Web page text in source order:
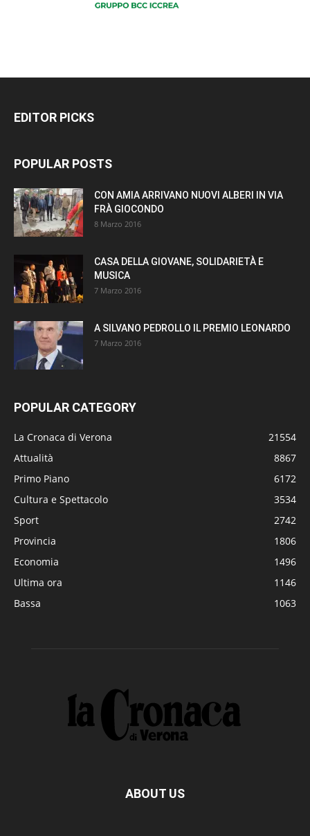
EDITOR PICKS
POPULAR POSTS
CON AMIA ARRIVANO NUOVI ALBERI IN VIA
FRÀ GIOCONDO
8 Marzo 2016
CASA DELLA GIOVANE, SOLIDARIETÀ E
MUSICA
7 Marzo 2016
A SILVANO PEDROLLO IL PREMIO LEONARDO
7 Marzo 2016
POPULAR CATEGORY
La Cronaca di Verona
21554
Attualità
8867
Primo Piano
6172
Cultura e Spettacolo
3534
Sport
2742
Provincia
1806
Economia
1496
Ultima ora
1146
Bassa
1063
ABOUT US